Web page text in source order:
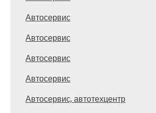
Автосервис
Автосервис
Автосервис
Автосервис
Автосервис, автотехцентр